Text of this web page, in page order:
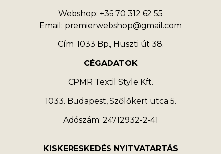
Webshop: +36 70 312 62 55
Email: premierwebshop@gmail.com
Cím: 1033 Bp., Huszti út 38.
CÉGADATOK
CPMR Textil Style Kft.
1033. Budapest, Szőlőkert utca 5.
Adószám: 24712932-2-41
KISKERESKEDÉS NYITVATARTÁS